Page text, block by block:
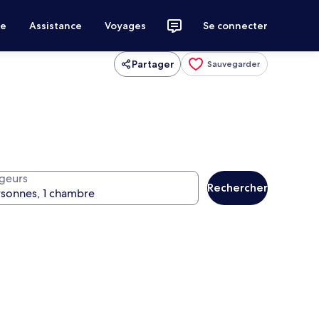
Assistance Voyages Se connecter
Partager Sauvegarder
Rechercher